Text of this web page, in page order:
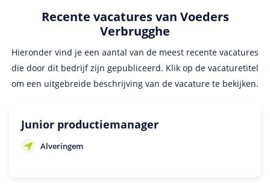
Recente vacatures van Voeders
Verbrugghe
Hieronder vind je een aantal van de meest recente vacatures
die door dit bedrijf zijn gepubliceerd. Klik op de vacaturetitel
om een uitgebreide beschrijving van de vacature te bekijken.
Junior productiemanager
Alveringem